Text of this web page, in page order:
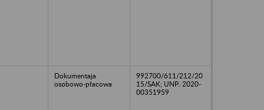
Dokumentaja
osobowo-płacowa
992700/611/212/20
15/SAK; UNP: 2020-
00351959